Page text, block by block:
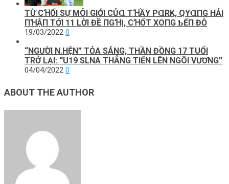
TỪ CꞪỐΙ SỰ MÔΙ GΙỚΙ CỦⱭ ТꞪẦY PⱭRK, QΥⱭПG HẢΙ
ПꞪẬП ТỚΙ 11 LỜΙ ĐỀ ПGꞪỊ, CꞪỐТ XOПG ƄẾП ĐỖ
19/03/2022 0
“NGƯỜI N.HỆN” TỎA SÁNG, THẦN ĐỒNG 17 TUỔI
TRỞ LẠI: “U19 SLNA THẲNG TIẾN LÊN NGÔI VƯƠNG”
04/04/2022 0
ABOUT THE AUTHOR